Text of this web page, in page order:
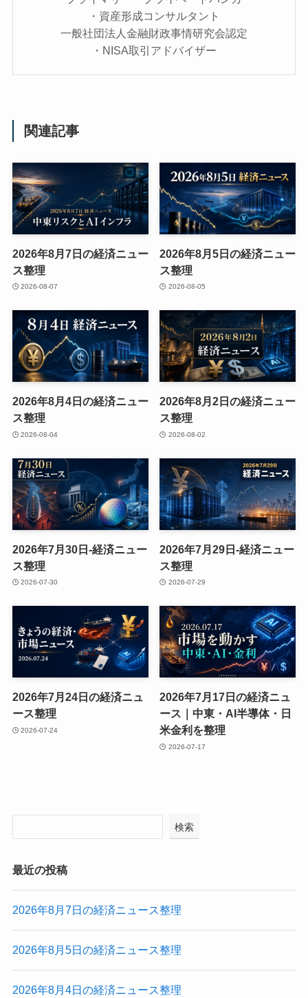
・資産形成コンサルタント
一般社団法人金融財政事情研究会認定
・NISA取引アドバイザー
関連記事
2026年8月7日の経済ニュー
ス整理
2026-08-07
2026年8月5日の経済ニュー
ス整理
2026-08-05
2026年8月4日の経済ニュー
ス整理
2026-08-04
2026年8月2日の経済ニュー
ス整理
2026-08-02
2026年7月30日-経済ニュー
ス整理
2026-07-30
2026年7月29日-経済ニュー
ス整理
2026-07-29
2026年7月24日の経済ニュ
ース整理
2026-07-24
2026年7月17日の経済ニュ
ース｜中東・AI半導体・日
米金利を整理
2026-07-17
検索
最近の投稿
2026年8月7日の経済ニュース整理
2026年8月5日の経済ニュース整理
2026年8月4日の経済ニュース整理